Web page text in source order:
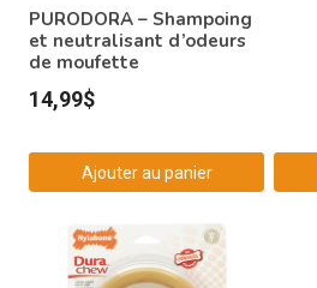
PURODORA – Shampoing
et neutralisant d’odeurs
de moufette
14,99$
Ajouter au panier